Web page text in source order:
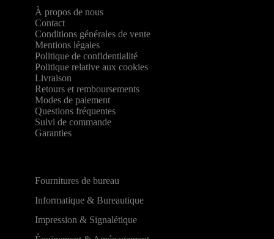
À propos de nous
Contact
Conditions générales de vente
Mentions légales
Politique de confidentialité
Politique relative aux cookies
Livraison
Retours et remboursements
Modes de paiement
Questions fréquentes
Suivi de commande
Garanties
Fournitures de bureau
Informatique & Bureautique
Impression & Signalétique